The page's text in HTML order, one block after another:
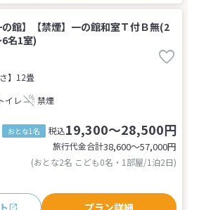
の館】【禁煙】一の館和室Ｔ付Ｂ無(2
名1室)
さ】12畳
イレ 禁煙
おとな1名 税込19,300～28,500円
旅行代金合計38,600〜57,000円
(おとな2名 こども0名・1部屋/1泊2日)
プラン詳細